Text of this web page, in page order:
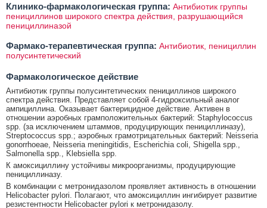
Клинико-фармакологическая группа: Антибиотик группы
пенициллинов широкого спектра действия, разрушающийся
пенициллиназой
Фармако-терапевтическая группа: Антибиотик, пенициллин
полусинтетический
Фармакологическое действие
Антибиотик группы полусинтетических пенициллинов широкого
спектра действия. Представляет собой 4-гидроксильный аналог
ампициллина. Оказывает бактерицидное действие. Активен в
отношении аэробных грамположительных бактерий: Staphylococcus
spp. (за исключением штаммов, продуцирующих пенициллиназу),
Streptococcus spp.; аэробных грамотрицательных бактерий: Neisseria
gonorrhoeae, Neisseria meningitidis, Escherichia coli, Shigella spp.,
Salmonella spp., Klebsiella spp.
К амоксициллину устойчивы микроорганизмы, продуцирующие
пенициллиназу.
В комбинации с метронидазолом проявляет активность в отношении
Helicobacter pylori. Полагают, что амоксициллин ингибирует развитие
резистентности Helicobacter pylori к метронидазолу.